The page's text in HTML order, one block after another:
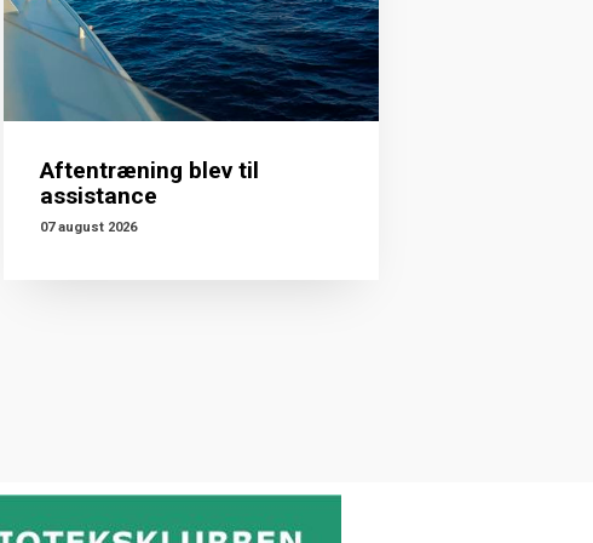
Aftentræning blev til
assistance
07 august 2026